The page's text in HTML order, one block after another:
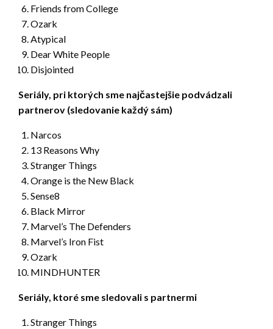
Friends from College
Ozark
Atypical
Dear White People
Disjointed
Seriály, pri ktorých sme najčastejšie podvádzali
partnerov (sledovanie každý sám)
Narcos
13 Reasons Why
Stranger Things
Orange is the New Black
Sense8
Black Mirror
Marvel’s The Defenders
Marvel’s Iron Fist
Ozark
MINDHUNTER
Seriály, ktoré sme sledovali s partnermi
Stranger Things